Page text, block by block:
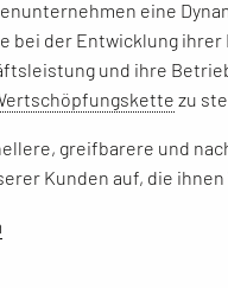
eine
bei der Entwicklung
und ihre
zu
greifbarere und
Kunden auf, die